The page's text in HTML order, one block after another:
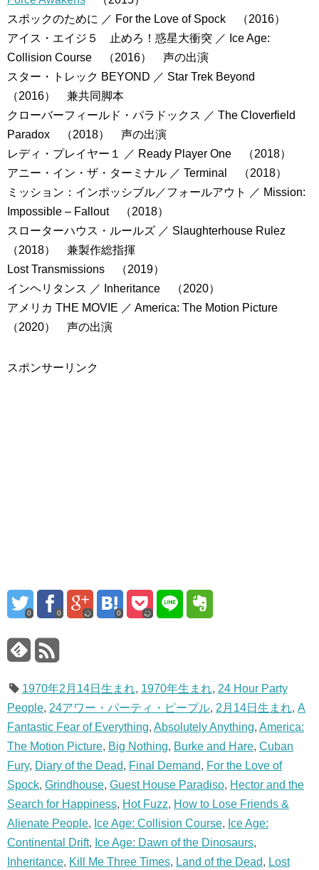
スポックのために ／ For the Love of Spock （2016）
アイス・エイジ５ 止めろ！惑星大衝突 ／ Ice Age:
Collision Course （2016） 声の出演
スター・トレック BEYOND ／ Star Trek Beyond
（2016） 兼共同脚本
クローバーフィールド・パラドックス ／ The Cloverfield
Paradox （2018） 声の出演
レディ・プレイヤー１ ／ Ready Player One （2018）
アニー・イン・ザ・ターミナル ／ Terminal （2018）
ミッション：インポッシブル／フォールアウト ／ Mission:
Impossible – Fallout （2018）
スローターハウス・ルールズ ／ Slaughterhouse Rulez
（2018） 兼製作総指揮
Lost Transmissions （2019）
インヘリタンス ／ Inheritance （2020）
アメリカ THE MOVIE ／ America: The Motion Picture
（2020） 声の出演
スポンサーリンク
0 0 0
1970年2月14日生まれ, 1970年生まれ, 24 Hour Party
People, 24アワー・パーティ・ピープル, 2月14日生まれ, A
Fantastic Fear of Everything, Absolutely Anything, America:
The Motion Picture, Big Nothing, Burke and Hare, Cuban
Fury, Diary of the Dead, Final Demand, For the Love of
Spock, Grindhouse, Guest House Paradiso, Hector and the
Search for Happiness, Hot Fuzz, How to Lose Friends &
Alienate People, Ice Age: Collision Course, Ice Age:
Continental Drift, Ice Age: Dawn of the Dinosaurs,
Inheritance, Kill Me Three Times, Land of the Dead, Lost